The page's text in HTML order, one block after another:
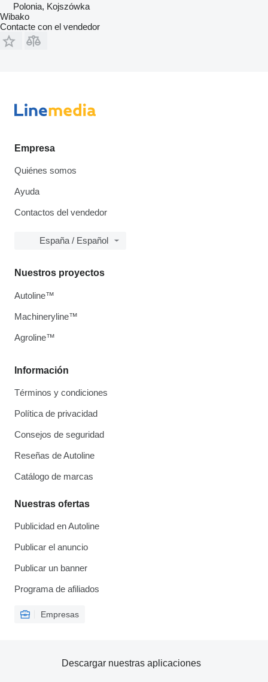
Polonia, Kojszówka
Wibako
Contacte con el vendedor
Empresa
Quiénes somos
Ayuda
Contactos del vendedor
España / Español
Información
Términos y condiciones
Política de privacidad
Consejos de seguridad
Reseñas de Autoline
Catálogo de marcas
Nuestras ofertas
Publicidad en Autoline
Publicar el anuncio
Publicar un banner
Programa de afiliados
Empresas
Nuestros proyectos
Autoline™
Machineryline™
Agroline™
Descargar nuestras aplicaciones